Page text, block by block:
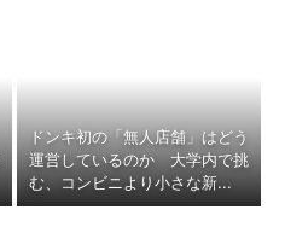
ドンキ初の「無人店舗」はどう
運営しているのか 大学内で挑
む、コンビニより小さな新...